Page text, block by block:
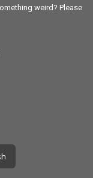
weird? Please